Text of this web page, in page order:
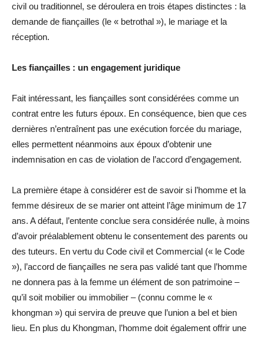
civil ou traditionnel, se déroulera en trois étapes distinctes : la
demande de fiançailles (le « betrothal »), le mariage et la
réception.
Les fiançailles : un engagement juridique
Fait intéressant, les fiançailles sont considérées comme un
contrat entre les futurs époux. En conséquence, bien que ces
dernières n’entraînent pas une exécution forcée du mariage,
elles permettent néanmoins aux époux d’obtenir une
indemnisation en cas de violation de l’accord d’engagement.
La première étape à considérer est de savoir si l’homme et la
femme désireux de se marier ont atteint l’âge minimum de 17
ans. A défaut, l’entente conclue sera considérée nulle, à moins
d’avoir préalablement obtenu le consentement des parents ou
des tuteurs. En vertu du Code civil et Commercial (« le Code
»), l’accord de fiançailles ne sera pas validé tant que l’homme
ne donnera pas à la femme un élément de son patrimoine –
qu’il soit mobilier ou immobilier – (connu comme le «
khongman ») qui servira de preuve que l’union a bel et bien
lieu. En plus du Khongman, l’homme doit également offrir une